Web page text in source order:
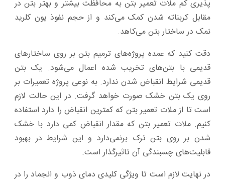
پذیری کم ملات تعمیر بتن به محافظت بیشتر و بهتر بتن در
مقابل کربناته شدن کمک می‌کند و از حجم نفوذ یون کلرید
نمک در ساختار بتن می‌کاهد.
دقت کنید که عمده پروژه‌های ترمیم بتن بر روی ساختارهای
قدیمی با بتن‌های تخریب ‌شده اعمال می‌شود. یک بتن
قدیمی شرایط انقباض شدن ندارد. به نوعی پروژه تعمیرات بر
روی یک بتن خشک صورت خواهد گرفت. در این حالت لازم
است تا از ملات تعمیر بتن که کمترین انقباض را دارد استفاده
کنیم. ملات تعمیر بتن که مقدار انقباض کمی دارد با خشک
شدن بر روی بتن ترک برنمی‌دارد و این شرایط در بهبود
قابلیت‌های چسبندگی آن تاثیرگذار است.
در نهایت لازم است تا ویژگی کلیدی دمای ذوب و انجماد را در